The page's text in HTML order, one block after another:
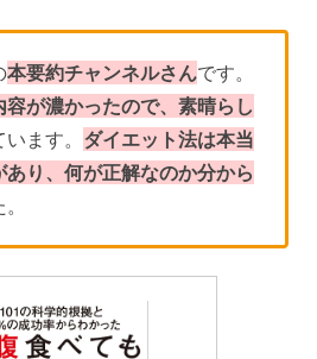
本要約チャンネルさんです。
容が濃かったので、素晴らし
ます。 ダイエット法は本当
り、何が正解なのか分から